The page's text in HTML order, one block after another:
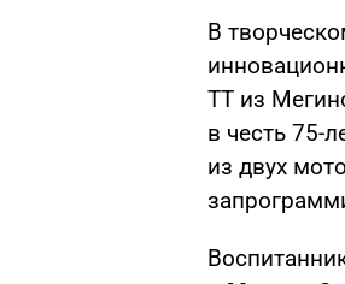
В
TT из
в честь 75-
из двух